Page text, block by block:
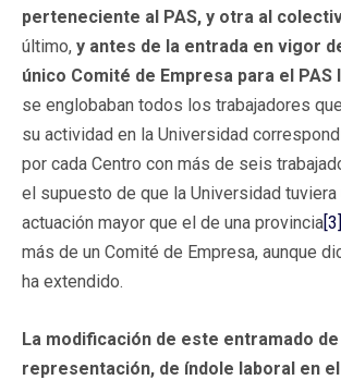
perteneciente al PAS, y otra al
último, y antes de la entrada en vigor
único Comité de Empresa para el PAS
se englobaban todos los trabajadores
su actividad en la Universidad
por cada Centro con más de seis
el supuesto de que la Universidad tuviera
actuación mayor que el de una provincia[3]
más de un Comité de Empresa, aunque
ha extendido.
La modificación de este entramado
representación, de índole laboral en